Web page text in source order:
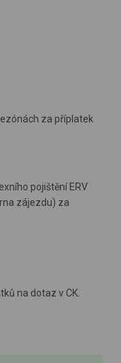
za příplatek
pojištění ERV
zájezdu) za
na dotaz v CK.